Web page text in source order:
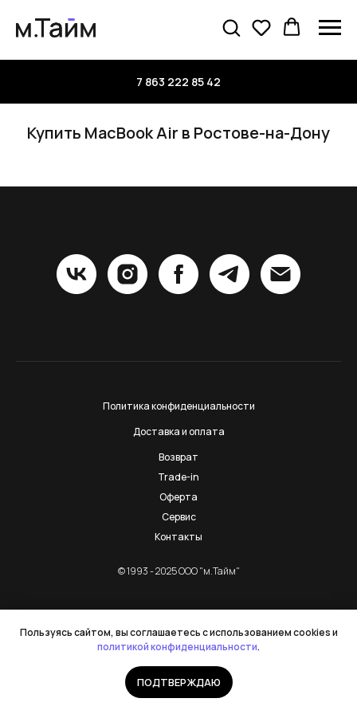
7 863 222 85 42
Купить MacBook Air в Ростове-на-Дону
Пользуясь сайтом, вы соглашаетесь с использованием cookies и
политикой конфиденциальности.
ПОДТВЕРЖДАЮ
Политика конфиденциальности
Доставка и оплата
Возврат
Trade-in
Оферта
Сервис
Контакты
© 1993 - 2025 ООО "м.Тайм"